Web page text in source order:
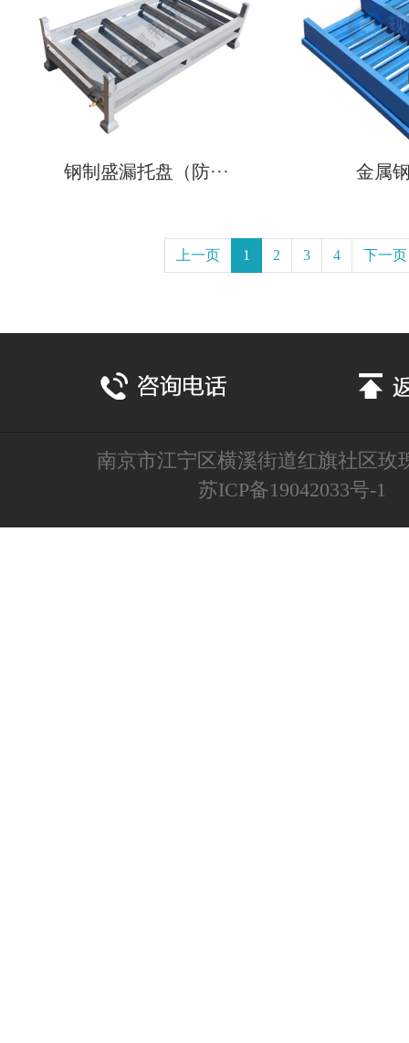
钢制盛漏托盘（防··· 金属
上一页 1 2 3 4 下一页
南京市江宁区横溪街道红旗社区玫
苏ICP备19042033号-1